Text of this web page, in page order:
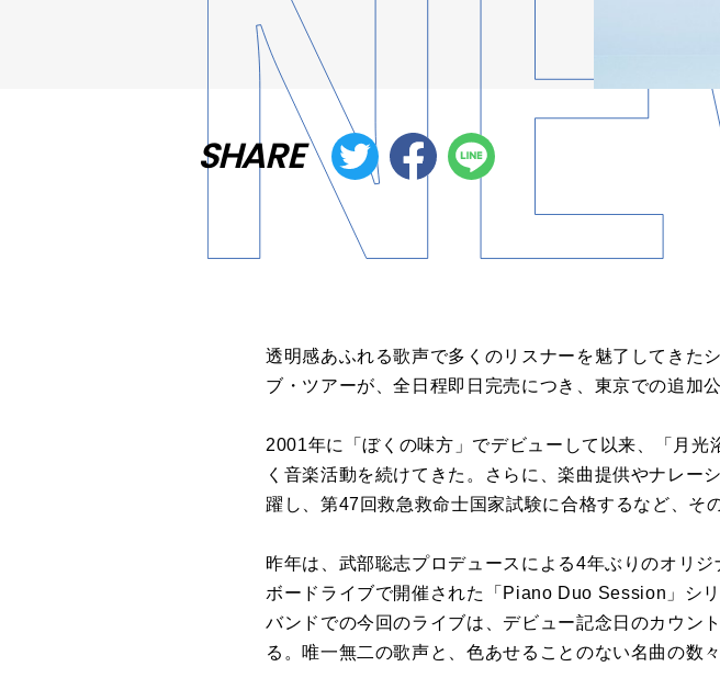
SHARE
透明感あふれる歌声で多くのリスナーを魅了してきた
ブ・ツアーが、全日程即日完売につき、東京での追加
2001年に「ぼくの味方」でデビューして以来、「月
く音楽活動を続けてきた。さらに、楽曲提供やナレー
躍し、第47回救急救命士国家試験に合格するなど、そ
昨年は、武部聡志プロデュースによる4年ぶりのオリ
ボードライブで開催された「Piano Duo Session」シ
バンドでの今回のライブは、デビュー記念日のカウン
る。唯一無二の歌声と、色あせることのない名曲の数